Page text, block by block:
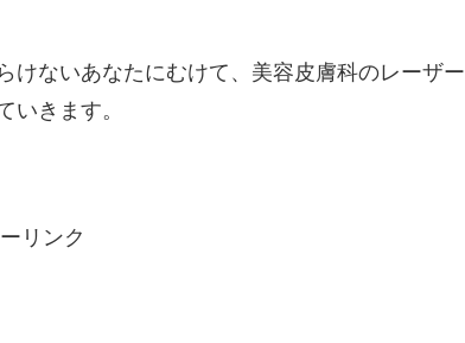
けないあなたにむけて、美容皮膚科のレーザー
いきます。
リンク